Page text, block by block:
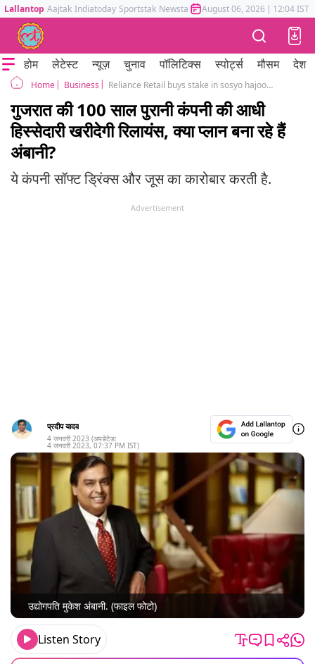
Lallantop Aajtak Indiatoday Sportstak Newstak Mumbai Tak Astrotak
August 06, 2026 | 12:04 IST
होम लेटेस्ट न्यूज़ चुनाव पॉलिटिक्स स्पोर्ट्स मौसम देश
Home Business Reliance Retail buys stake in sosyo hajoori from Gujarat
गुजरात की 100 साल पुरानी कंपनी की आधी
हिस्सेदारी खरीदेगी रिलायंस, क्या प्लान बना रहे हैं
अंबानी?
ये कंपनी सॉफ्ट ड्रिंक्स और जूस का कारोबार करती है.
Advertisement
प्रदीप यादव
4 जनवरी 2023 (अपडेटेड:
4 जनवरी 2023, 07:37 PM IST)
उद्योगपति मुकेश अंबानी. (फाइल फोटो)
Listen Story